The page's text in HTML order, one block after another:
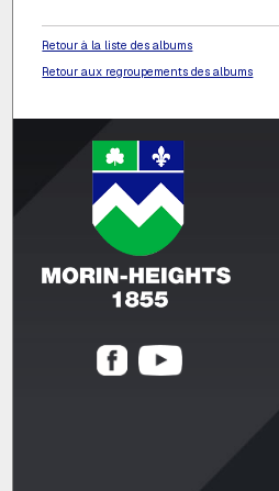
Retour à la liste des albums
Retour aux regroupements des albums